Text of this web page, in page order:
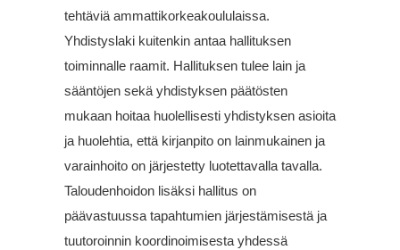
tehtäviä ammattikorkeakoululaissa.
Yhdistyslaki kuitenkin antaa hallituksen
toiminnalle raamit. Hallituksen tulee lain ja
sääntöjen sekä yhdistyksen päätösten
mukaan hoitaa huolellisesti yhdistyksen asioita
ja huolehtia, että kirjanpito on lainmukainen ja
varainhoito on järjestetty luotettavalla tavalla.
Taloudenhoidon lisäksi hallitus on
päävastuussa tapahtumien järjestämisestä ja
tuutoroinnin koordinoimisesta yhdessä